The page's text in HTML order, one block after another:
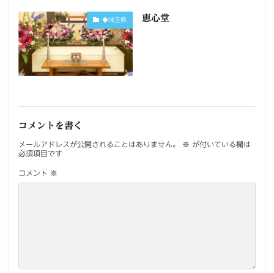
◆埼玉県 恵心堂
コメントを書く
メールアドレスが公開されることはありません。 ※ が付いている欄は
必須項目です
コメント ※